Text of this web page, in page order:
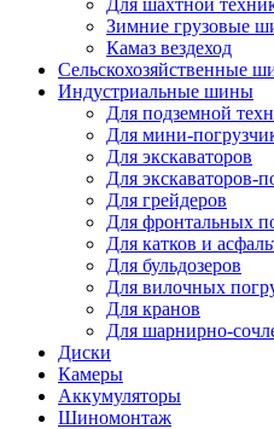
Для шахтной
Зимние грузовые
Камаз вездеход
Сельскохозяйственные
Индустриальные шины
Для подземной
Для мини-
Для экскаваторов
Для экскаваторов-
Для грейдеров
Для фронтальных
Для катков и
Для бульдозеров
Для вилочных
Для кранов
Для шарнирно-
Диски
Камеры
Аккумуляторы
Шиномонтаж